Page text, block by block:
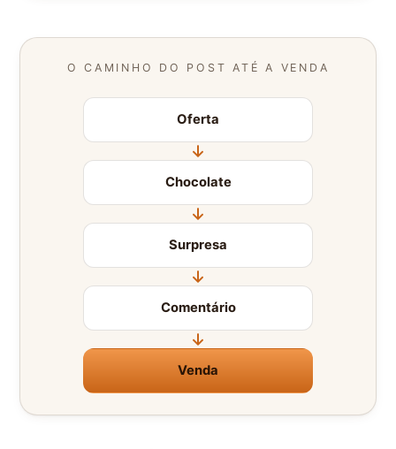
O CAMINHO DO POST ATÉ A VENDA
Oferta
Chocolate
Surpresa
Comentário
Venda